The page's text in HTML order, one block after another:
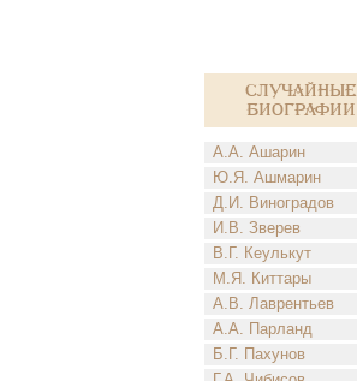
Случайные
биографии
А.А. Ашарин
Ю.Я. Ашмарин
Д.И. Виноградов
И.В. Зверев
В.Г. Кеулькут
М.Я. Киттары
А.В. Лаврентьев
А.А. Парланд
Б.Г. Пахунов